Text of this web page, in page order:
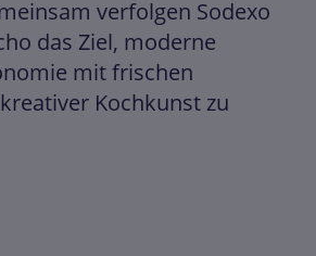
verfolgen Sodexo
das Ziel, moderne
mit frischen
Kochkunst zu